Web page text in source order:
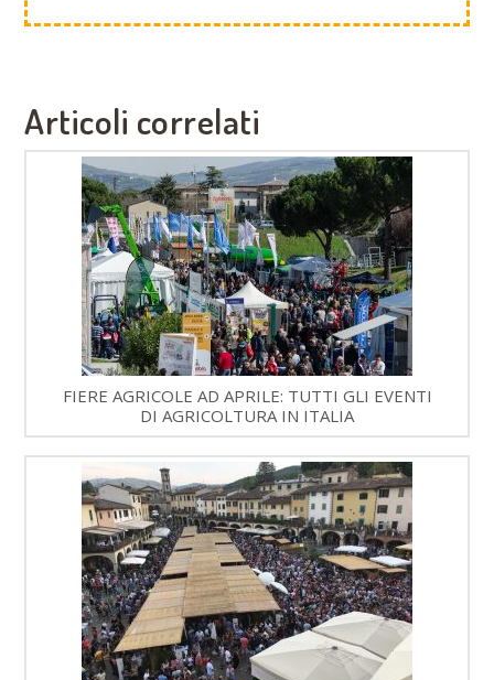
Articoli correlati
FIERE AGRICOLE AD APRILE: TUTTI GLI EVENTI
DI AGRICOLTURA IN ITALIA